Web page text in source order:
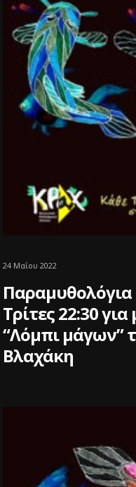
24 Μαΐου 2022
Παραμυθολόγια
Τρίτες 22:30
“Λόμπι μάγων”
Βλαχάκη